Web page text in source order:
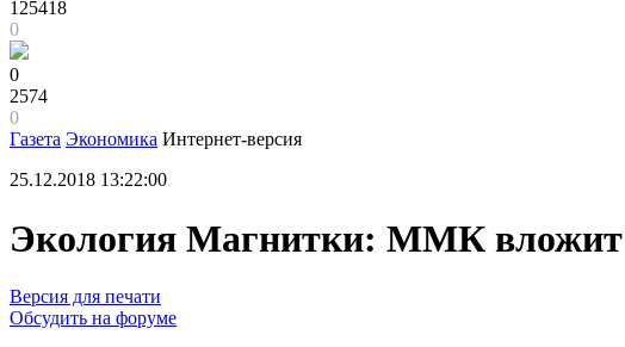
125418
0
0
2574
0
Газета Экономика Интернет-версия
25.12.2018 13:22:00
Экология Магнитки: ММК вложит
Версия для печати
Обсудить на форуме